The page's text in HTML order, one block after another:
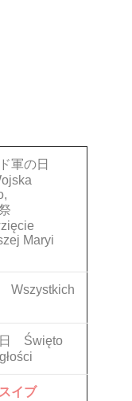
軍の日
祭
Maryi
Wszystkich
Święto
イブ